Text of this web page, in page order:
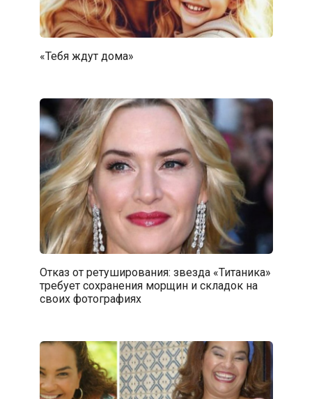
«Тебя ждут дома»
Отказ от ретуширования: звезда «Титаника»
требует сохранения морщин и складок на
своих фотографиях